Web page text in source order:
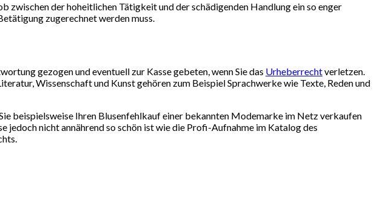
zwischen der hoheitlichen Tätigkeit und der schädigenden Handlung ein so enger
zugerechnet werden muss.
gezogen und eventuell zur Kasse gebeten, wenn Sie das Urheberrechtverletzen.
Wissenschaft und Kunst gehören zum Beispiel Sprachwerke wie Texte, Reden und
beispielsweise Ihren Blusenfehlkauf einer bekannten Modemarke im Netz verkaufen
jedoch nicht annährend so schön ist wie die Profi-Aufnahme im Katalog des